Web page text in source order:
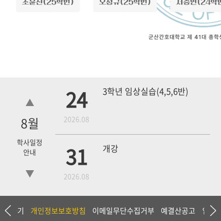
8월
학사일정
안내
24
2026.08
3학년 임상실습(4,5,6반)
31
2026.08
개강
18 4학년 1차 모의고사
담하기 개인정보보호방침 이메일무단수집거부 예결산공고 입찰